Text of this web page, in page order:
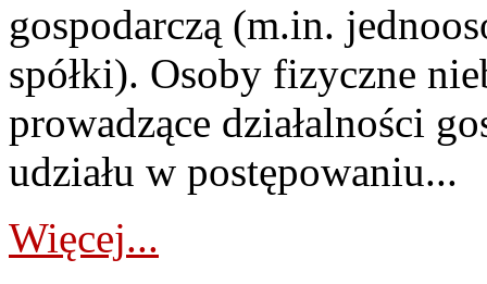
gospodarczą (m.in.
spółki). Osoby fizyczne
prowadzące działalności
udziału w postępowaniu...
Więcej...